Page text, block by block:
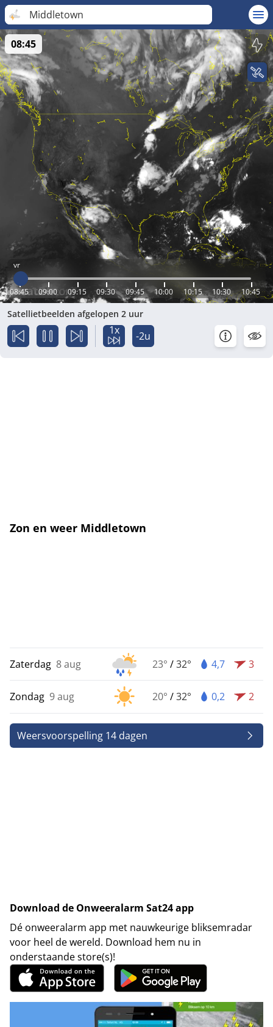
Middletown
vr
08:45 09:00 09:15 09:30 09:45 10:00 10:15 10:30 10:45
08:45
Satellietbeelden afgelopen 2 uur
1x -2u
Zon en weer Middletown
Zaterdag 8 aug 23° /32° 4,7 3
Zondag 9 aug 20° /32° 0,2 2
Weersvoorspelling 14 dagen
Download de Onweeralarm Sat24 app
Dé onweeralarm app met nauwkeurige bliksemradar
voor heel de wereld. Download hem nu in
onderstaande store(s)!